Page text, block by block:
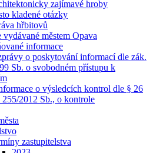
zajímavé hroby
kladené otázky
hřbitovů
vydávané městem Opava
informace
o poskytování informací dle zák.
Sb. o svobodném přístupu k
o výsledcích kontrol dle § 26
255/2012 Sb., o kontrole
zastupitelstva